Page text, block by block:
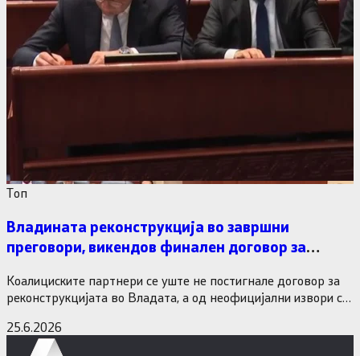
Tоп
Владината реконструкција во завршни
преговори, викендов финален договор за
Коалициските партнери се уште не постигнале договор за
реконструкцијата во Владата, а од неофицијални извори се
25.6.2026